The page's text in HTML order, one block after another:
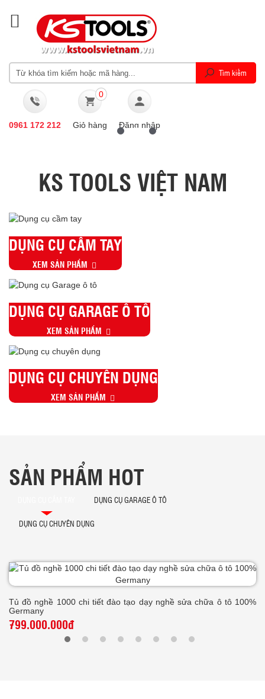
0961 172 212
0
Giỏ hàng Đăng nhập
KS TOOLS VIỆT NAM
DỤNG CỤ CẦM TAY
XEM SẢN PHẨM
DỤNG CỤ GARAGE Ô TÔ
XEM SẢN PHẨM
DỤNG CỤ CHUYÊN DỤNG
XEM SẢN PHẨM
SẢN PHẨM HOT
DỤNG CỤ GARAGE Ô TÔ
DỤNG CỤ CHUYÊN DỤNG
Tủ đồ nghề 1000 chi tiết đào tạo dạy nghề sửa chữa ô tô 100%
Germany
799.000.000đ